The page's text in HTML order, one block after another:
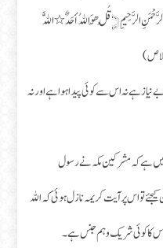
الرَّحْمَنِ الرَّحِيمِ ﴿ قُلْ هُوَ اللهُ أحَدٌ٭ اللَّهُ
نیاز ہے نہ اس سے کوئی پیدا ہوا ہے اور نہ
ہے کہ مشرکین مکہ نے رسول
اس پر آیت کریمہ نازل ہوئی کہ اللہ
اس کا کوئی شریک وہم جنس ہے۔